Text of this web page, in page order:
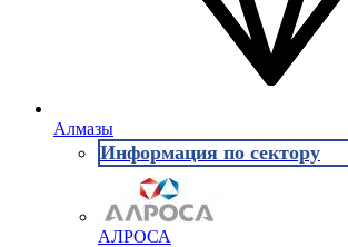
Алмазы
Информация по сектору
АЛРОСА